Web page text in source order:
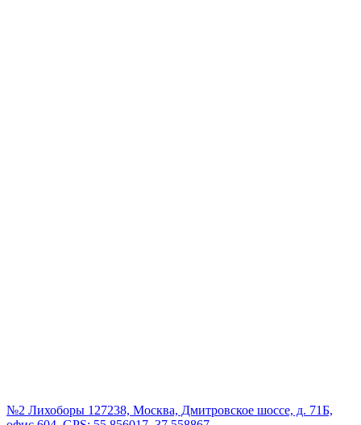
№2 Лихоборы 127238, Москва, Дмитровское шоссе, д. 71Б,